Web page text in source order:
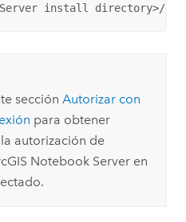
Server install directory>/
sección Autorizar con
para obtener
autorización de
Notebook Serveren